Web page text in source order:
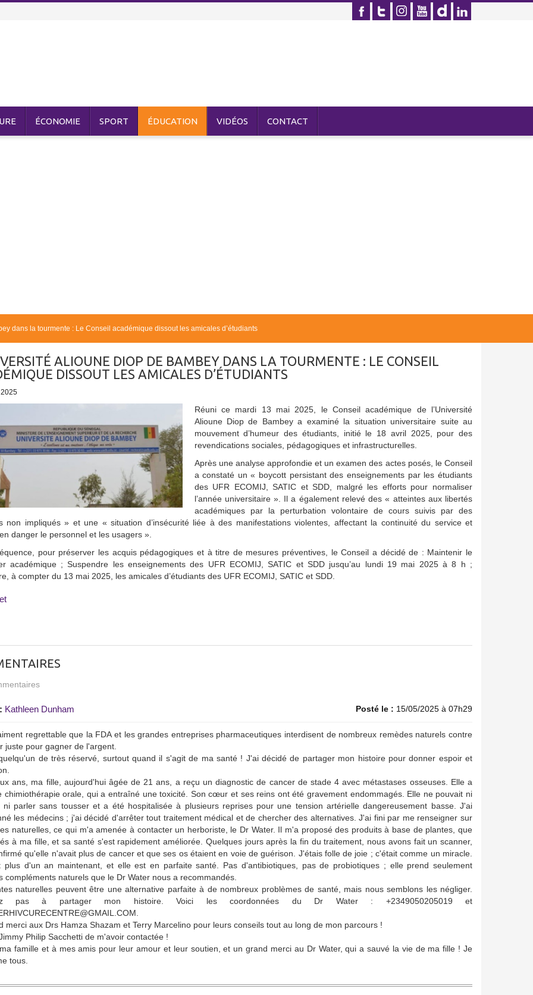
ÉCONOMIE SPORT ÉDUCATION VIDÉOS CONTACT
dans la tourmente : Le Conseil académique dissout les amicales d’étudiants
ALIOUNE DIOP DE BAMBEY DANS LA TOURMENTE : LE CONSEIL
DISSOUT LES AMICALES D’ÉTUDIANTS
Réuni ce mardi 13 mai 2025, le Conseil académique de l’Université
Alioune Diop de Bambey a examiné la situation universitaire suite au
mouvement d’humeur des étudiants, initié le 18 avril 2025, pour des
revendications sociales, pédagogiques et infrastructurelles.
Après une analyse approfondie et un examen des actes posés, le Conseil
a constaté un « boycott persistant des enseignements par les étudiants
des UFR ECOMIJ, SATIC et SDD, malgré les efforts pour normaliser
l’année universitaire ». Il a également relevé des « atteintes aux libertés
académiques par la perturbation volontaire de cours suivis par des
non impliqués » et une « situation d’insécurité liée à des manifestations violentes, affectant la continuité du service et
danger le personnel et les usagers ».
pour préserver les acquis pédagogiques et à titre de mesures préventives, le Conseil a décidé de : Maintenir le
académique ; Suspendre les enseignements des UFR ECOMIJ, SATIC et SDD jusqu’au lundi 19 mai 2025 à 8 h ;
à compter du 13 mai 2025, les amicales d’étudiants des UFR ECOMIJ, SATIC et SDD.
Kathleen Dunham Posté le : 15/05/2025 à 07h29
regrettable que la FDA et les grandes entreprises pharmaceutiques interdisent de nombreux remèdes naturels contre
juste pour gagner de l'argent.
de très réservé, surtout quand il s'agit de ma santé ! J'ai décidé de partager mon histoire pour donner espoir et
ans, ma fille, aujourd'hui âgée de 21 ans, a reçu un diagnostic de cancer de stade 4 avec métastases osseuses. Elle a
chimiothérapie orale, qui a entraîné une toxicité. Son cœur et ses reins ont été gravement endommagés. Elle ne pouvait ni
ni parler sans tousser et a été hospitalisée à plusieurs reprises pour une tension artérielle dangereusement basse. J'ai
les médecins ; j'ai décidé d'arrêter tout traitement médical et de chercher des alternatives. J'ai fini par me renseigner sur
naturelles, ce qui m'a amenée à contacter un herboriste, le Dr Water. Il m'a proposé des produits à base de plantes, que
à ma fille, et sa santé s'est rapidement améliorée. Quelques jours après la fin du traitement, nous avons fait un scanner,
qu'elle n'avait plus de cancer et que ses os étaient en voie de guérison. J'étais folle de joie ; c'était comme un miracle.
plus d'un an maintenant, et elle est en parfaite santé. Pas d'antibiotiques, pas de probiotiques ; elle prend seulement
compléments naturels que le Dr Water nous a recommandés.
naturelles peuvent être une alternative parfaite à de nombreux problèmes de santé, mais nous semblons les négliger.
pas à partager mon histoire. Voici les coordonnées du Dr Water : +2349050205019 et
merci aux Drs Hamza Shazam et Terry Marcelino pour leurs conseils tout au long de mon parcours !
Philip Sacchetti de m'avoir contactée !
famille et à mes amis pour leur amour et leur soutien, et un grand merci au Dr Water, qui a sauvé la vie de ma fille ! Je
tous.